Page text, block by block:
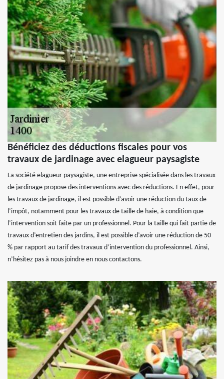
Bénéficiez des déductions fiscales pour vos
travaux de jardinage avec elagueur paysagiste
La société elagueur paysagiste, une entreprise spécialisée dans les travaux
de jardinage propose des interventions avec des réductions. En effet, pour
les travaux de jardinage, il est possible d’avoir une réduction du taux de
l’impôt, notamment pour les travaux de taille de haie, à condition que
l’intervention soit faite par un professionnel. Pour la taille qui fait partie de
travaux d’entretien des jardins, il est possible d’avoir une réduction de 50
% par rapport au tarif des travaux d’intervention du professionnel. Ainsi,
n’hésitez pas à nous joindre en nous contactons.